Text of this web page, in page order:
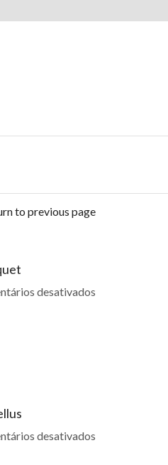
to previous page
desativados
desativados